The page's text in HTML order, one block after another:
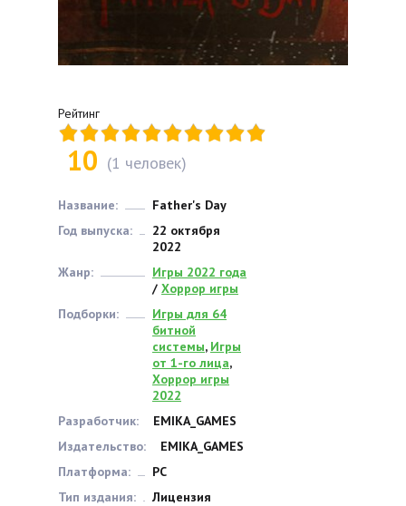
Рейтинг
10 (1 человек)
Название:
Father's Day
Год выпуска:
22 октября
2022
Жанр:
Игры 2022 года
/ Хоррор игры
Подборки:
Игры для 64
битной
системы, Игры
от 1-го лица,
Хоррор игры
2022
Разработчик:
EMIKA_GAMES
Издательство:
EMIKA_GAMES
Платформа:
PC
Тип издания:
Лицензия